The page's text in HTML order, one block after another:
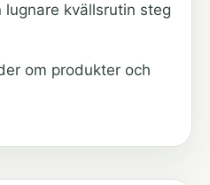
kvällsrutin steg
om produkter och